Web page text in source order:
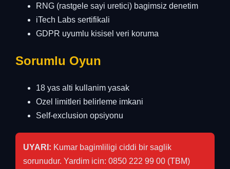
RNG (rastgele sayi uretici) bagimsiz denetim
iTech Labs sertifikali
GDPR uyumlu kisisel veri koruma
Sorumlu Oyun
18 yas alti kullanim yasak
Ozel limitleri belirleme imkani
Self-exclusion opsiyonu
UYARI: Kumar bagimliligi ciddi bir saglik
sorunudur. Yardim icin: 0850 222 99 00 (TBM)